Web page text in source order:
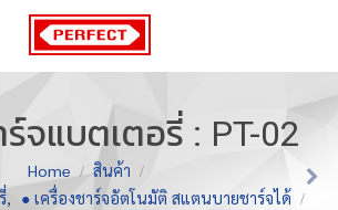
ร์จแบตเตอรี่ : PT-02
Home
สินค้า
,
● เครื่องชาร์จอัตโนมัติ สแตนบายชาร์จได้